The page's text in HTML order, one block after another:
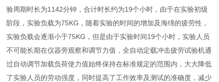
验周期时长为1142分钟，合计时长约为19个小时，由于在实验初级
阶段，实验负载为75KG，随着实验的时间的增加及海绵的疲劳性，
实验负载会逐渐小于75KG，但是由于实验时间19个小时，实验人员
不可能长期在仪器旁观察和调节力值，全自动定载冲击疲劳试验机通
过自动调节加载负荷使力值始终保持在标准规定的范围内，大大降低
了实验人员的劳动强度，同时提高了工作效率及测试的准确度，减少